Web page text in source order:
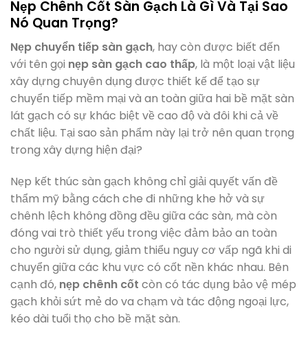
Nẹp Chênh Cốt Sàn Gạch Là Gì Và Tại Sao
Nó Quan Trọng?
Nẹp chuyển tiếp sàn gạch, hay còn được biết đến
với tên gọi nẹp sàn gạch cao thấp, là một loại vật liệu
xây dựng chuyên dụng được thiết kế để tạo sự
chuyển tiếp mềm mại và an toàn giữa hai bề mặt sàn
lát gạch có sự khác biệt về cao độ và đôi khi cả về
chất liệu. Tại sao sản phẩm này lại trở nên quan trọng
trong xây dựng hiện đại?
Nẹp kết thúc sàn gạch không chỉ giải quyết vấn đề
thẩm mỹ bằng cách che đi những khe hở và sự
chênh lệch không đồng đều giữa các sàn, mà còn
đóng vai trò thiết yếu trong việc đảm bảo an toàn
cho người sử dụng, giảm thiểu nguy cơ vấp ngã khi di
chuyển giữa các khu vực có cốt nền khác nhau. Bên
cạnh đó, nẹp chênh cốt còn có tác dụng bảo vệ mép
gạch khỏi sứt mẻ do va chạm và tác động ngoại lực,
kéo dài tuổi thọ cho bề mặt sàn.